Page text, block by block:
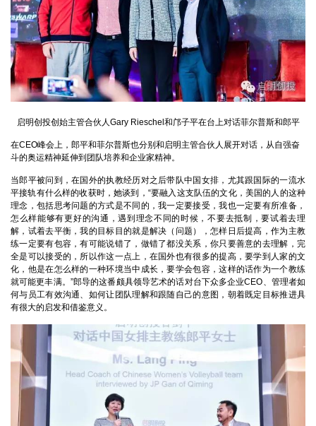
启明创投创始主管合伙人 Gary Rieschel和邝子平在台上对话菲尔普斯和郎平
在CEO峰会上，郎平和菲尔普斯也分别和启明主管合伙人展开对话，从自强奋
斗的奥运精神延伸到团队培养和企业家精神。
当郎平被问到，在国外的执教经历对之后带队中国女排，尤其跟国际的一流水
平接轨有什么样的收获时，她谈到，“要融入这支队伍的文化，美国的人的这种
理念，包括思考问题的方式是不同的，我一定要接受，我也一定要有所准备，
怎么样能够有更好的沟通，遇到理念不同的时候，不要去抵制，要试着去理
解，试着去平衡，我的目标目的就是解决（问题），怎样日后提高，作为主教
练一定要有包容，有可能说错了，做错了都没关系，你只要善意的去理解，完
全是可以接受的，所以作这一点上，在国外也有很多的提高，要学到人家的文
化，他是在怎么样的一种环境当中成长，要学会包容，这样的话作为一个教练
就可能更丰满。”郎导的这番颇具领导艺术的话对台下众多企业CEO、管理者如
何与员工有效沟通、如何让团队理解和跟随自己的意图，朝着既定目标推进具
有很大的启发和借鉴意义。